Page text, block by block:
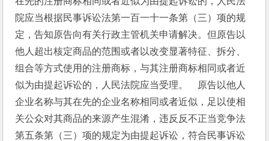
院应当根据民事诉讼法第一百一十一条第（三）项的规
定，告知原告向有关行政主管机关申请解决。但原告以
他人超出核定商品的范围或者以改变显著特征、拆分、
组合等方式使用的注册商标，与其注册商标相同或者近
似为由提起诉讼的，人民法院应当受理。　原告以他人
企业名称与其在先的企业名称相同或者近似，足以使相
关公众对其商品的来源产生混淆，违反反不正当竞争法
第五条第（三）项的规定为由提起诉讼，符合民事诉讼